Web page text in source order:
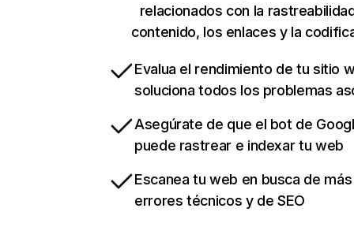
relacionados con la
contenido, los enlaces y la
Evalua el rendimiento de tu sitio
soluciona todos los problemas
Asegúrate de que el bot de
puede rastrear e indexar tu web
Escanea tu web en busca de
errores técnicos y de SEO